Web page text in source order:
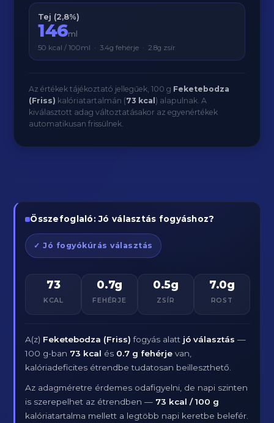
Tej (2,8%)
146ml
50 kcal / 100ml · 3.4g fehérje · 2.8g zsír
Az értékek tájékoztató jellegűek, 100 g Feketebodza
(Friss) kalóriatartalmán (73 kcal ) alapulnak. A
kiválasztott adag változtatásakor az egyenértékek
automatikusan frissülnek.
Összefoglaló: Jó választás fogyáshoz?
✓ Jó fogyókúrás választás
73
KCAL
0.7g
FEHÉRJE
0.5g
ZSÍR
7.0g
ROST
A(z) Feketebodza (Friss) fogyás alatt jó választás —
100 g-ban 73 kcal és 0.7 g fehérje van,
kalóriadeficites étrendbe tudatosan beilleszthető.
Az adagméretre érdemes odafigyelni, de napi szinten
is szerepelhet az étrendben — 73 kcal / 100 g
kalóriatartalma mellett a legtöbb napi keretbe belefér.